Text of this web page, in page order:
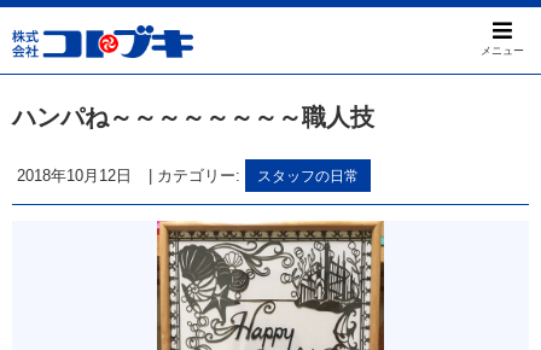
メニュー
ハンパね～～～～～～～～職人技
2018年10月12日 カテゴリー: スタッフの日常